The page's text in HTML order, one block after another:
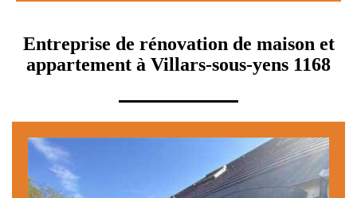
Entreprise de rénovation de maison et
appartement à Villars-sous-yens 1168